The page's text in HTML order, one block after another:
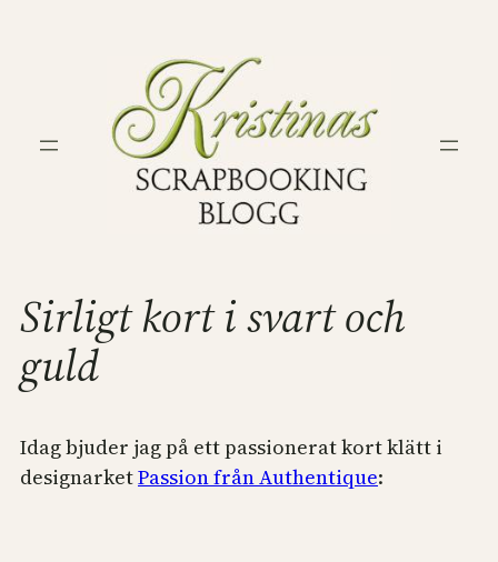
Sirligt kort i svart och
guld
Idag bjuder jag på ett passionerat kort klätt i
designarketPassion från Authentique: